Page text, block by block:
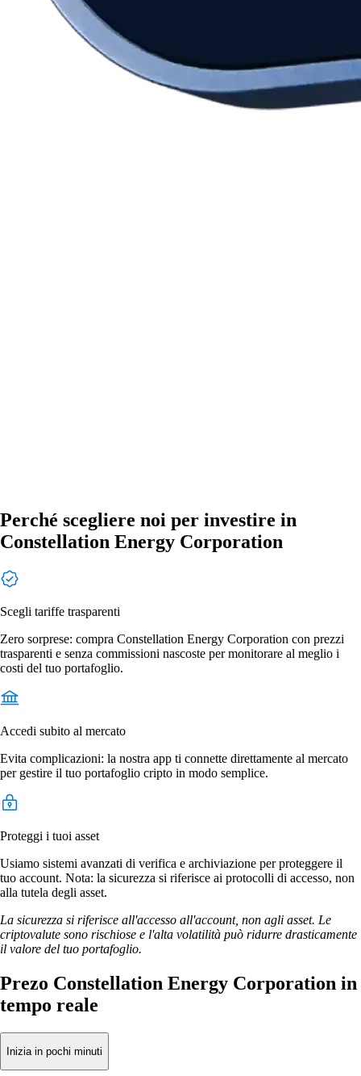
Perché scegliere noi per investire in
Constellation Energy Corporation
Scegli tariffe trasparenti
Zero sorprese: compra Constellation Energy Corporation con prezzi
trasparenti e senza commissioni nascoste per monitorare al meglio i
costi del tuo portafoglio.
Accedi subito al mercato
Evita complicazioni: la nostra app ti connette direttamente al mercato
per gestire il tuo portafoglio cripto in modo semplice.
Proteggi i tuoi asset
Usiamo sistemi avanzati di verifica e archiviazione per proteggere il
tuo account. Nota: la sicurezza si riferisce ai protocolli di accesso, non
alla tutela degli asset.
La sicurezza si riferisce all'accesso all'account, non agli asset. Le
criptovalute sono rischiose e l'alta volatilità può ridurre drasticamente
il valore del tuo portafoglio.
Prezo Constellation Energy Corporation in
tempo reale
Inizia in pochi minuti